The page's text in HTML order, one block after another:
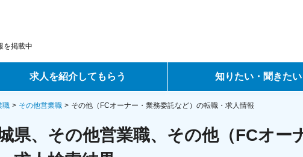
を掲載中
求人を紹介してもらう
エージェントサービス
スカウトサービス
知りたい・聞きたい
転職ノウハウ
データで見る転職
職 その他営業職 その他（FCオーナー・業務委託など）の転職・求人情報
県、その他営業職、その他（FCオー